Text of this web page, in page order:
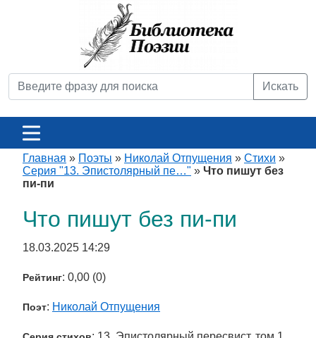
Искать
Главная » Поэты » Николай Отпущения » Стихи »
Серия "13. Эпистолярный пе…" » Что пишут без
пи-пи
Что пишут без пи-пи
18.03.2025 14:29
Рейтинг: 0,00 (0)
Поэт: Николай Отпущения